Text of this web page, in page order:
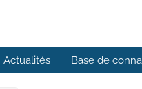
Actualités Base de